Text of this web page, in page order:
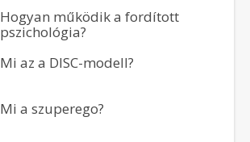
Hogyan működik a fordított
pszichológia?
Mi az a DISC-modell?
Mi a szuperego?